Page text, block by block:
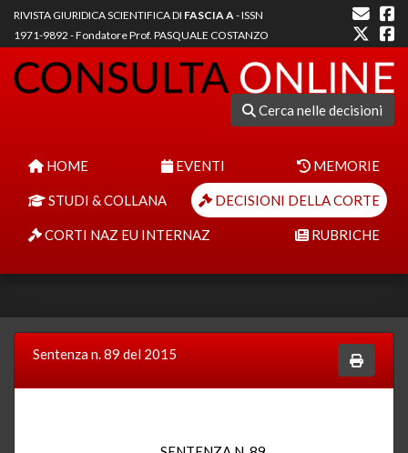
RIVISTA GIURIDICA SCIENTIFICA DI FASCIA A- ISSN
1971-9892 - Fondatore Prof. PASQUALE COSTANZO
Cerca nelle decisioni
HOME EVENTI MEMORIE
STUDI & COLLANA DECISIONI DELLA CORTE
CORTI NAZ EU INTERNAZ RUBRICHE
Sentenza n. 89 del 2015